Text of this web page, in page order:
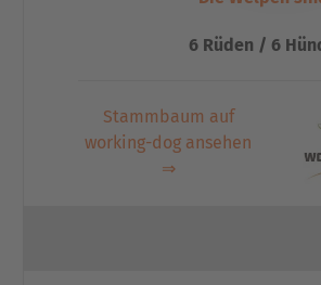
6 Rüden / 6
Stammbaum auf
working-dog ansehen
⇒